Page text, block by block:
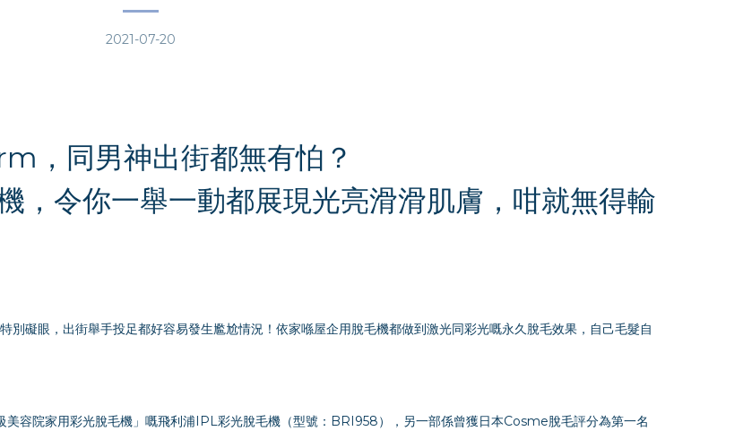
2021-07-20
，同男神出街都無有怕？
，令你一舉一動都展現光亮滑滑肌膚，咁就無得輸
別礙眼，出街舉手投足都好容易發生尷尬情況！依家喺屋企用脫毛機都做到激光同彩光嘅永久脫毛效果，自己毛髮自
容院家用彩光脫毛機」嘅飛利浦IPL彩光脫毛機（型號：BRI958），另一部係曾獲日本Cosme脫毛評分為第一名